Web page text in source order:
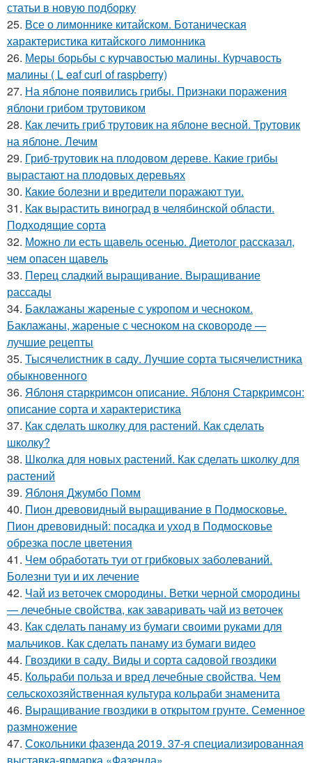
статьи в новую подборку
25. Все о лимоннике китайском. Ботаническая
характеристика китайского лимонника
26. Меры борьбы с курчавостью малины. Курчавость
малины ( L eaf curl of raspberry)
27. На яблоне появились грибы. Признаки поражения
яблони грибом трутовиком
28. Как лечить гриб трутовик на яблоне весной. Трутовик
на яблоне. Лечим
29. Гриб-трутовик на плодовом дереве. Какие грибы
вырастают на плодовых деревьях
30. Какие болезни и вредители поражают туи.
31. Как вырастить виноград в челябинской области.
Подходящие сорта
32. Можно ли есть щавель осенью. Диетолог рассказал,
чем опасен щавель
33. Перец сладкий выращивание. Выращивание
рассады
34. Баклажаны жареные с укропом и чесноком.
Баклажаны, жареные с чесноком на сковороде —
лучшие рецепты
35. Тысячелистник в саду. Лучшие сорта тысячелистника
обыкновенного
36. Яблоня старкримсон описание. Яблоня Старкримсон:
описание сорта и характеристика
37. Как сделать школку для растений. Как сделать
школку?
38. Школка для новых растений. Как сделать школку для
растений
39. Яблоня Джумбо Помм
40. Пион древовидный выращивание в Подмосковье.
Пион древовидный: посадка и уход в Подмосковье
обрезка после цветения
41. Чем обработать туи от грибковых заболеваний.
Болезни туи и их лечение
42. Чай из веточек смородины. Ветки черной смородины
— лечебные свойства, как заваривать чай из веточек
43. Как сделать панаму из бумаги своими руками для
мальчиков. Как сделать панаму из бумаги видео
44. Гвоздики в саду. Виды и сорта садовой гвоздики
45. Кольраби польза и вред лечебные свойства. Чем
сельскохозяйственная культура кольраби знаменита
46. Выращивание гвоздики в открытом грунте. Семенное
размножение
47. Сокольники фазенда 2019. 37-я специализированная